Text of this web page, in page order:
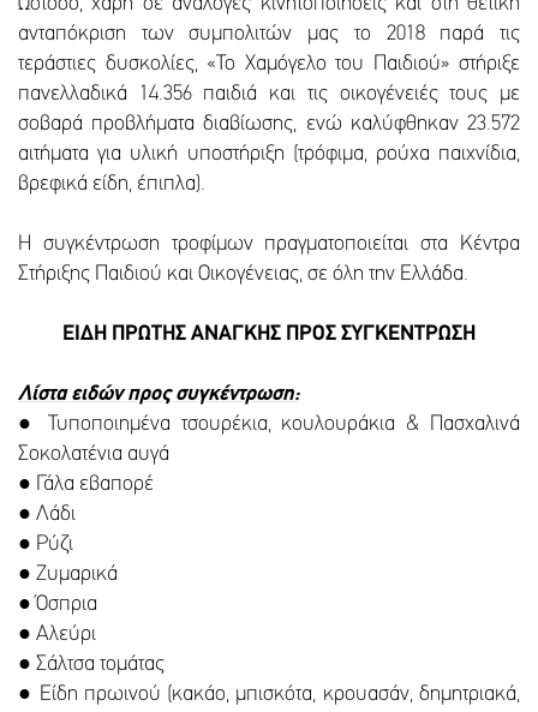
ανταπόκριση των συμπολιτών μας το 2018 παρά τις
τεράστιες δυσκολίες, «Το Χαμόγελο του Παιδιού» στήριξε
πανελλαδικά 14.356 παιδιά και τις οικογένειές τους με
σοβαρά προβλήματα διαβίωσης, ενώ καλύφθηκαν 23.572
αιτήματα για υλική υποστήριξη (τρόφιμα, ρούχα παιχνίδια,
βρεφικά είδη, έπιπλα).
Η συγκέντρωση τροφίμων πραγματοποιείται στα Κέντρα
Στήριξης Παιδιού και Οικογένειας, σε όλη την Ελλάδα.
ΕΙΔΗ ΠΡΩΤΗΣ ΑΝΑΓΚΗΣ ΠΡΟΣ ΣΥΓΚΕΝΤΡΩΣΗ
Λίστα ειδών προς συγκέντρωση:
● Τυποποιημένα τσουρέκια, κουλουράκια & Πασχαλινά
Σοκολατένια αυγά
● Γάλα εβαπορέ
● Λάδι
● Ρύζι
● Ζυμαρικά
● Όσπρια
● Αλεύρι
● Σάλτσα τομάτας
● Είδη πρωινού (κακάο, μπισκότα, κρουασάν, δημητριακά,